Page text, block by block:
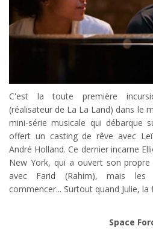
C'est la toute première
(réalisateur de La La Land) dans le
mini-série musicale qui
offert un casting de rêve avec
André Holland. Ce dernier incarne
New York, qui a ouvert son
avec Farid (Rahim), mais les
commencer... Surtout quand Julie, la
Space